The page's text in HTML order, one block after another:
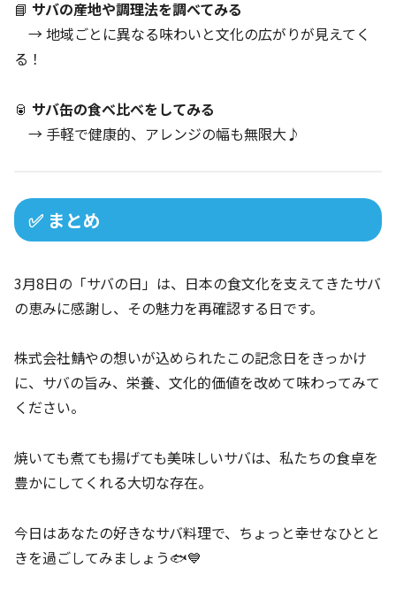
📘 サバの産地や調理法を調べてみる
→ 地域ごとに異なる味わいと文化の広がりが見えてく
る！
🥫 サバ缶の食べ比べをしてみる
→ 手軽で健康的、アレンジの幅も無限大♪
✅ まとめ
3月8日の「サバの日」は、日本の食文化を支えてきたサバ
の恵みに感謝し、その魅力を再確認する日です。
株式会社鯖やの想いが込められたこの記念日をきっかけ
に、サバの旨み、栄養、文化的価値を改めて味わってみて
ください。
焼いても煮ても揚げても美味しいサバは、私たちの食卓を
豊かにしてくれる大切な存在。
今日はあなたの好きなサバ料理で、ちょっと幸せなひとと
きを過ごしてみましょう🐟💙